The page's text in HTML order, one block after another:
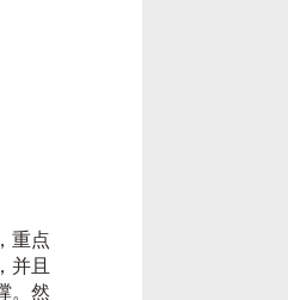
重点
并且
。然